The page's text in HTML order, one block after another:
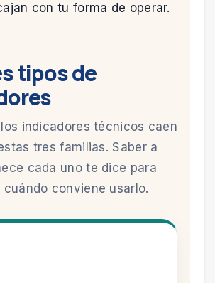
con tu forma de operar.
tipos de
indicadores técnicos caen
tres familias. Saber a
cada uno te dice para
conviene usarlo.